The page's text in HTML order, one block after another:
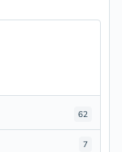
62
7